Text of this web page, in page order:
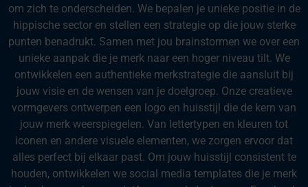
om zich te onderscheiden. We bepalen je unieke positie in de
hippische sector en stellen een strategie op die jouw sterke
punten benadrukt. Samen met jou brainstormen we over een
unieke aanpak die je merk naar een hoger niveau tilt. We
ontwikkelen een authentieke merkstrategie die aansluit bij
jouw visie en de wensen van je doelgroep. Onze creatieve
vormgevers ontwerpen een logo en huisstijl die de kern van
jouw merk weerspiegelen. Van lettertypen en kleuren tot
iconen en andere visuele elementen, we zorgen ervoor dat
alles perfect bij elkaar past. Om jouw huisstijl consistent te
houden, ontwikkelen we social media templates die je merk